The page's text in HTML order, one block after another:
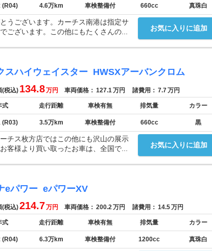
(R04) 4.6万km 車検整備付 660cc 真珠白
お気に入りに追加
うございます。カーチス南港は指定サ
ございます。この他にもたくさんの...
スハイウェイスター HWSXアーバンクロム
(税込) 134.8万円 車両価格： 127.1万円 諸費用： 7.7万円
式 走行距離 車検有無 排気量 カラー
(R03) 3.5万km 車検整備付 660cc 黒
お気に入りに追加
ス枚方店ではこの他にも沢山の展示
客様より買い取ったお車は、全国で...
eパワー eパワーXV
(税込)214.7万円 車両価格： 200.2万円 諸費用： 14.5万円
式 走行距離 車検有無 排気量 カラー
(R04) 6.3万km 車検整備付 1200cc 真珠白